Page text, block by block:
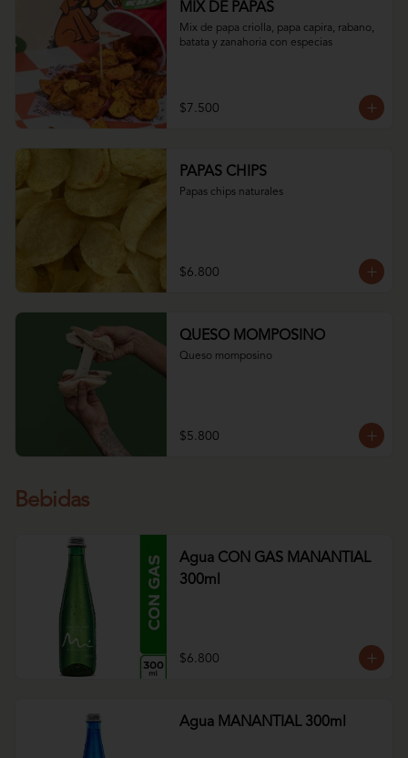
MIX DE PAPAS
Mix de papa criolla, papa capira, rabano,
batata y zanahoria con especias
$7.500
PAPAS CHIPS
Papas chips naturales
$6.800
QUESO MOMPOSINO
Queso momposino
$5.800
Bebidas
Agua CON GAS MANANTIAL
300ml
$6.800
Agua MANANTIAL 300ml